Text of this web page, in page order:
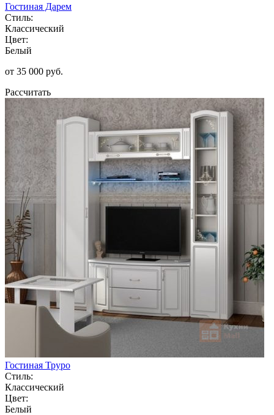
Гостиная Дарем
Стиль:
Классический
Цвет:
Белый
от 35 000 руб.
Рассчитать
Гостиная Труро
Стиль:
Классический
Цвет:
Белый